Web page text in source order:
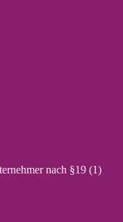
nach §19 (1)